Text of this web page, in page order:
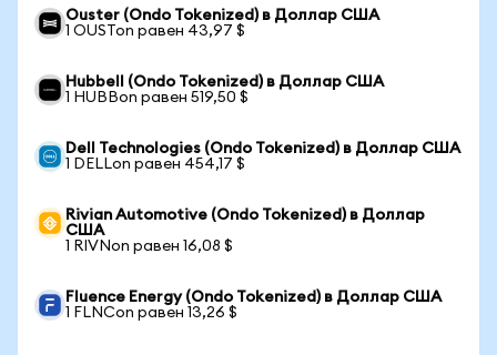
Ouster (Ondo Tokenized) в Доллар США
1 OUSTon равен 43,97 $
Hubbell (Ondo Tokenized) в Доллар США
1 HUBBon равен 519,50 $
Dell Technologies (Ondo Tokenized) в Доллар США
1 DELLon равен 454,17 $
Rivian Automotive (Ondo Tokenized) в Доллар
США
1 RIVNon равен 16,08 $
Fluence Energy (Ondo Tokenized) в Доллар США
1 FLNCon равен 13,26 $